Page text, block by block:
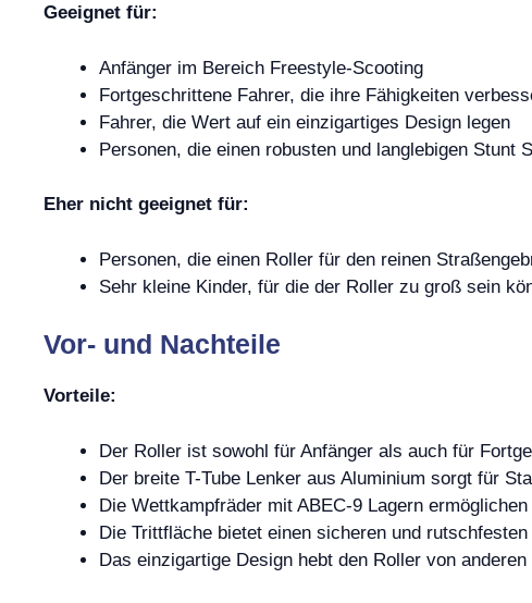
Geeignet für:
Anfänger im Bereich Freestyle-Scooting
Fortgeschrittene Fahrer, die ihre Fähigkeiten
Fahrer, die Wert auf ein einzigartiges Design legen
Personen, die einen robusten und langlebigen Stunt
Eher nicht geeignet für:
Personen, die einen Roller für den reinen
Sehr kleine Kinder, für die der Roller zu groß sein
Vor- und Nachteile
Vorteile:
Der Roller ist sowohl für Anfänger als auch für
Der breite T-Tube Lenker aus Aluminium sorgt für
Die Wettkampfräder mit ABEC-9 Lagern
Die Trittfläche bietet einen sicheren und rutschfesten
Das einzigartige Design hebt den Roller von anderen